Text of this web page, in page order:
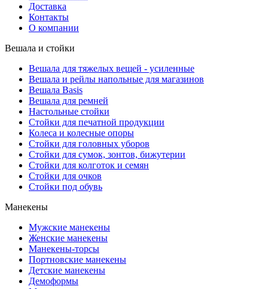
Доставка
Контакты
О компании
Вешала и стойки
Вешала для тяжелых вещей - усиленные
Вешала и рейлы напольные для магазинов
Вешала Basis
Вешала для ремней
Настольные стойки
Стойки для печатной продукции
Колеса и колесные опоры
Стойки для головных уборов
Стойки для сумок, зонтов, бижутерии
Стойки для колготок и семян
Стойки для очков
Стойки под обувь
Манекены
Мужские манекены
Женские манекены
Манекены-торсы
Портновские манекены
Детские манекены
Демоформы